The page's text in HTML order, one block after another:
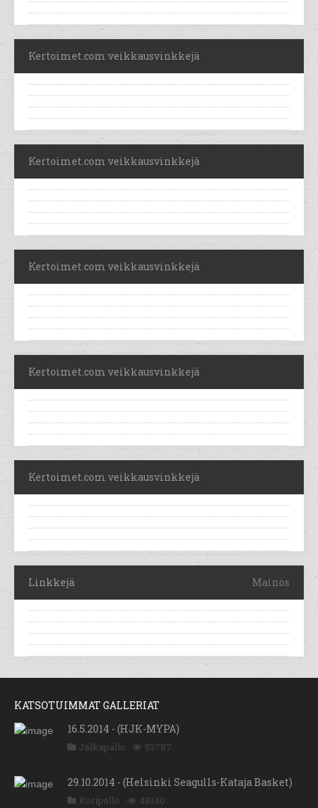
Kertoimet.com veikkausvinkkejä
Kertoimet.com veikkausvinkkejä
Kertoimet.com veikkausvinkkejä
Kertoimet.com veikkausvinkkejä
Kertoimet.com veikkausvinkkejä
Linkkejä Mainos
KATSOTUIMMAT GALLERIAT
16.5.2014 - (HJK-MYPA)
Jalkapallo 53787
29.10.2014 - (Helsinki Seagulls-Kataja Basket)
Koripallo 48140